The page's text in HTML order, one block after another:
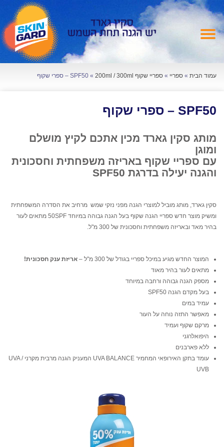
עמוד הבית » ספריי » ספריי שקוף 200ml / 300ml » SPF50 – ספרי שקוף
SPF50 – ספרי שקוף
מותג סקין גארד מכין אתכם לקיץ מושלם
ומוגן
עם ספריי שקוף באריזה משפחתית וחסכונית
והגנה יעילה בדרגת SPF50
סקין גארד, מותג מוביל למוצרי הגנה מפני נזקי שמש מרחיב את הסדרה המשפחתית
ומשיק מוצר חדש ספריי הגנה שקוף בעל הגנה גבוהה במיוחד 50SPF מתאים לעור
בהיר מאד ובאריזה משפחתית וחסכונית של 300 מ"ל.
המוצר החדש מגיע במיכל ספריי בגודל של 300 מ"ל –
אריזת ענק חסכונית!
מתאים לעור בהיר מאוד
מספק הגנה גבוהה ורחבה במיוחד
בעל מקדם הגנה SPF50
עמיד במים
מאפשר התזה נוחה על העור
מרקם שקוף ועמיד
היפואלרגני
ללא פארבנים
עומד בתקן האירופאי המחמיר UVA BALANCE המעניק הגנה מרבית מקרני UVA /
UVB